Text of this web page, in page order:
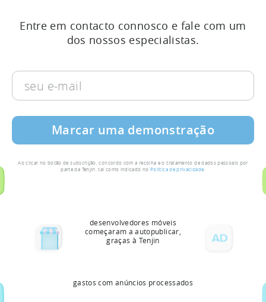
fontes orgânicas, como ASO, não são consideradas
conversões. A Tenjin não limita nem cobra por
Entre em contacto connosco e fale com um
dos nossos especialistas.
seu
mail
Ao clicar no botão de subscrição, concordo com a recolha e o tratamento de dados pessoais por
parte da Tenjin, tal como indicado noPolítica de privacidade.
desenvolvedores móveis
começaram a autopublicar,
graças à Tenjin
gastos com anúncios processados